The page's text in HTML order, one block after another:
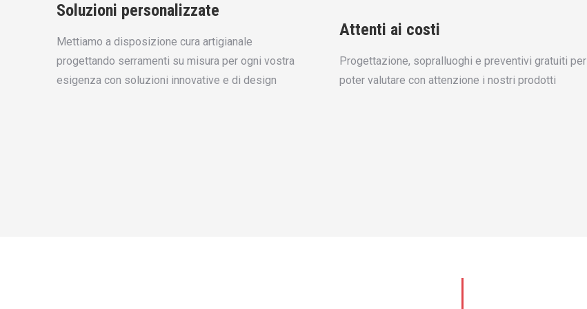
Soluzioni personalizzate
Mettiamo a disposizione cura artigianale
progettando serramenti su misura per ogni vostra
esigenza con soluzioni innovative e di design
Attenti ai costi
Progettazione, sopralluoghi e preventivi gratuiti per
poter valutare con attenzione i nostri prodotti